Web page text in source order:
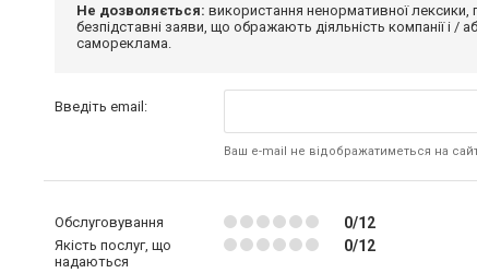
Не дозволяється: використання ненормативної
безпідставні заяви, що ображають діяльність компанії і /
самореклама.
Введіть email:
Ваш e-mail не відображатиметься на
Обслуговування 0/12
Якість послуг, що
надаються
0/12